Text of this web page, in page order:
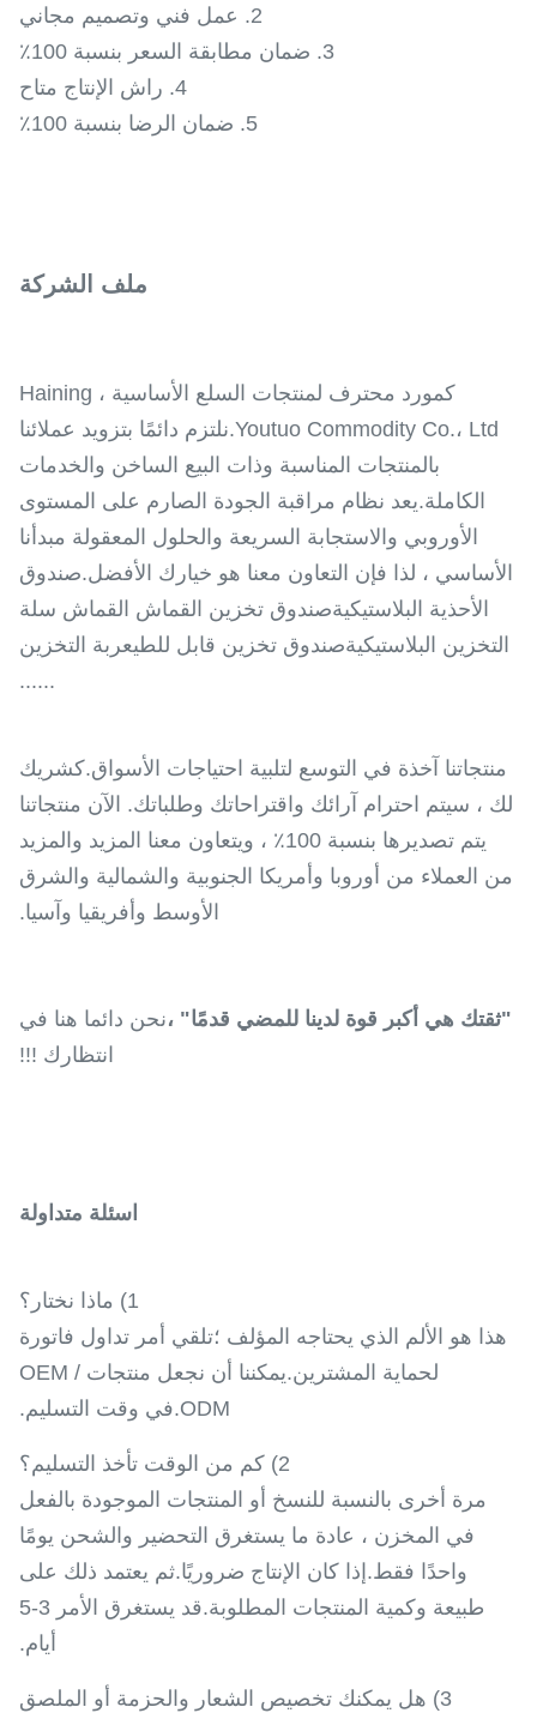
2. عمل فني وتصميم مجاني
3. ضمان مطابقة السعر بنسبة 100٪
4. راش الإنتاج متاح
5. ضمان الرضا بنسبة 100٪
ملف الشركة
كمورد محترف لمنتجات السلع الأساسية ، Haining
Youtuo Commodity Co.، Ltd.نلتزم دائمًا بتزويد عملائنا
بالمنتجات المناسبة وذات البيع الساخن والخدمات
الكاملة.يعد نظام مراقبة الجودة الصارم على المستوى
الأوروبي والاستجابة السريعة والحلول المعقولة مبدأنا
الأساسي ، لذا فإن التعاون معنا هو خيارك الأفضل.صندوق
الأحذية البلاستيكيةصندوق تخزين القماش القماش سلة
التخزين البلاستيكيةصندوق تخزين قابل للطيعربة التخزين
......
منتجاتنا آخذة في التوسع لتلبية احتياجات الأسواق.كشريك
لك ، سيتم احترام آرائك واقتراحاتك وطلباتك. الآن منتجاتنا
يتم تصديرها بنسبة 100٪ ، ويتعاون معنا المزيد والمزيد
من العملاء من أوروبا وأمريكا الجنوبية والشمالية والشرق
الأوسط وأفريقيا وآسيا.
"ثقتك هي أكبر قوة لدينا للمضي قدمًا" ،نحن دائما هنا في
انتظارك !!!
اسئلة متداولة
1) ماذا نختار؟
هذا هو الألم الذي يحتاجه المؤلف ؛تلقي أمر تداول فاتورة
لحماية المشترين.يمكننا أن نجعل منتجات OEM /
ODM.في وقت التسليم.
2) كم من الوقت تأخذ التسليم؟
مرة أخرى بالنسبة للنسخ أو المنتجات الموجودة بالفعل
في المخزن ، عادة ما يستغرق التحضير والشحن يومًا
واحدًا فقط.إذا كان الإنتاج ضروريًا.ثم يعتمد ذلك على
طبيعة وكمية المنتجات المطلوبة.قد يستغرق الأمر 3-5
أيام.
3) هل يمكنك تخصيص الشعار والحزمة أو الملصق